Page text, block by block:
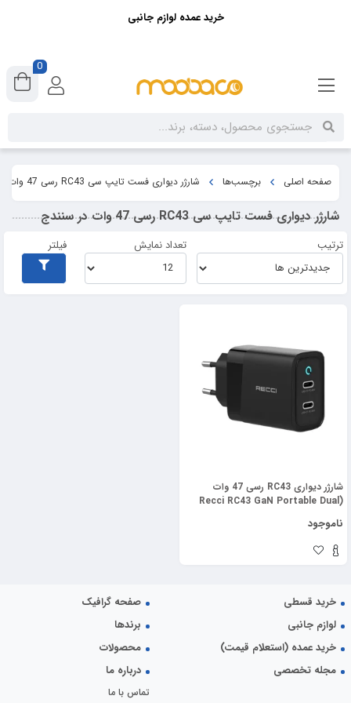
صفحه اصلی برچسب‌ها شارژر دیواری فست تایپ سی RC43 رسی 47 وات در سنندج
شارژر دیواری فست تایپ سی RC43 رسی 47 وات در سنندج
ترتیب تعداد نمایش فیلتر
شارژر دیواری RC43 رسی 47 وات
(Recci RC43 GaN Portable Dual
Charger 47W)
ناموجود
خرید قسطی
صفحه گرافیک
لوازم جانبی
برندها
خرید عمده (استعلام قیمت)
محصولات
مجله تخصصی
درباره ما
تماس با ما
خرید عمده لوازم جانبی
0